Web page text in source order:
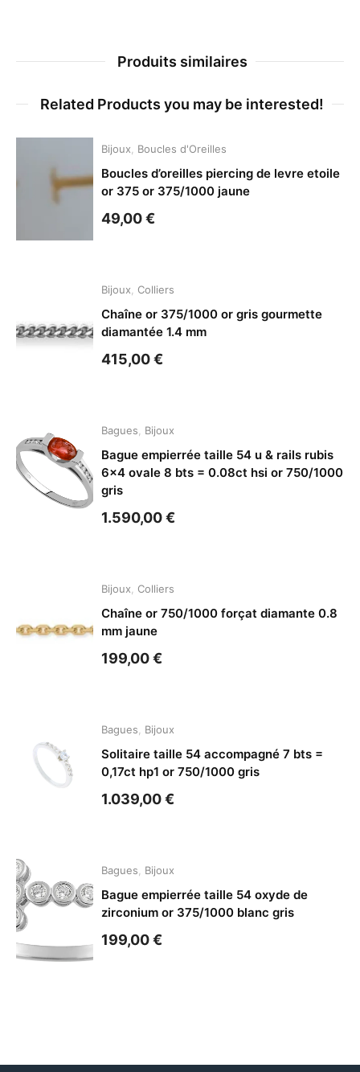
Produits similaires
Related Products you may be interested!
Bijoux Boucles d'Oreilles
Boucles d’oreilles piercing de levre etoile
or 375 or 375/1000 jaune
49,00€
Bijoux Colliers
Chaîne or 375/1000 or gris gourmette
diamantée 1.4 mm
415,00€
Bagues Bijoux
Bague empierrée taille 54 u & rails rubis
6×4 ovale 8 bts = 0.08ct hsi or 750/1000
gris
1.590,00€
Bijoux Colliers
Chaîne or 750/1000 forçat diamante 0.8
mm jaune
199,00€
Bagues Bijoux
Solitaire taille 54 accompagné 7 bts =
0,17ct hp1 or 750/1000 gris
1.039,00€
Bagues Bijoux
Bague empierrée taille 54 oxyde de
zirconium or 375/1000 blanc gris
199,00€